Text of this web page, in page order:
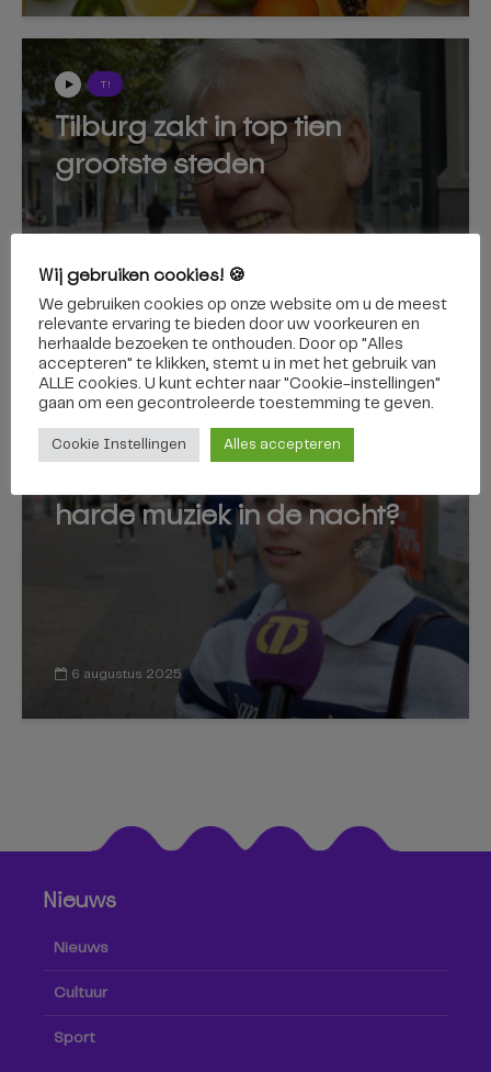
T!
Tilburg zakt in top tien
grootste steden
14 oktober 2025
harde muziek in de nacht?
6 augustus 2025
Nieuws
Nieuws
Cultuur
Sport
Wij gebruiken cookies! 🍪
We gebruiken cookies op onze website om u de meest
relevante ervaring te bieden door uw voorkeuren en
herhaalde bezoeken te onthouden. Door op "Alles
accepteren" te klikken, stemt u in met het gebruik van
ALLE cookies. U kunt echter naar "Cookie-instellingen"
gaan om een ​​gecontroleerde toestemming te geven.
Cookie Instellingen Alles accepteren